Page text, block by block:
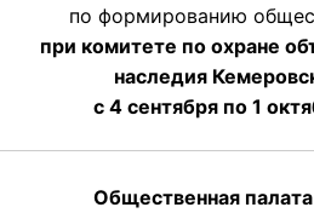
по формированию
при комитете по охране
наследия
с 4 сентября по 1
Общественная